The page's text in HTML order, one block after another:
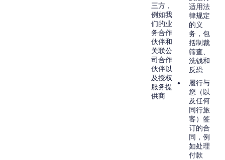
三方，
例如我
们的业
务合作
伙伴和
关联公
司合作
伙伴以
及授权
服务提
供商
适用法
律规定
的义
务，包
括制裁
筛查、
洗钱和
反恐
履行与
您（以
及任何
同行旅
客）签
订的合
同，例
如处理
付款